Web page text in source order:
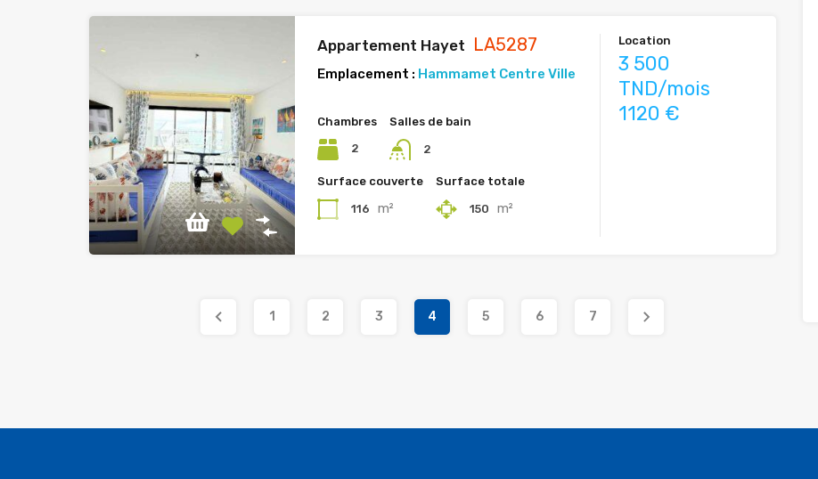
Appartement Hayet LA5287
Emplacement : Hammamet Centre Ville
Chambres
2
Salles de bain
2
Surface couverte
116 m²
Surface totale
150 m²
Location
3 500
TND/mois
1120 €
1 2 3 4 5 6 7